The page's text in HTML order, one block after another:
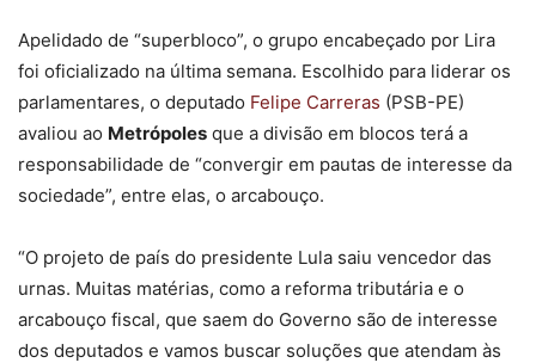
Apelidado de “superbloco”, o grupo encabeçado por Lira
foi oficializado na última semana. Escolhido para liderar os
parlamentares, o deputado Felipe Carreras (PSB-PE)
avaliou ao Metrópoles que a divisão em blocos terá a
responsabilidade de “convergir em pautas de interesse da
sociedade”, entre elas, o arcabouço.
“O projeto de país do presidente Lula saiu vencedor das
urnas. Muitas matérias, como a reforma tributária e o
arcabouço fiscal, que saem do Governo são de interesse
dos deputados e vamos buscar soluções que atendam às